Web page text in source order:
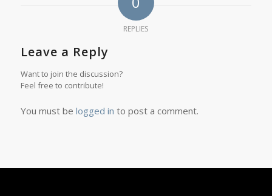
REPLIES
Leave a Reply
Want to join the discussion?
Feel free to contribute!
You must be logged in to post a comment.